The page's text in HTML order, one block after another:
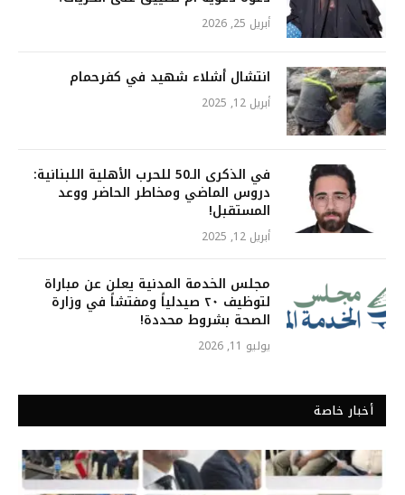
أبريل 25, 2026
انتشال أشلاء شهيد في كفرحمام
أبريل 12, 2025
في الذكرى الـ50 للحرب الأهلية اللبنانية:
دروس الماضي ومخاطر الحاضر ووعد
المستقبل!
أبريل 12, 2025
مجلس الخدمة المدنية يعلن عن مباراة
لتوظيف ٢٠ صيدلياً ومفتشاً في وزارة
الصحة بشروط محددة!
يوليو 11, 2026
أخبار خاصة